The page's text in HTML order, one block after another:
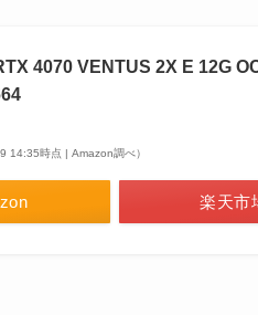
4070 VENTUS 2X E 12G
14:35時点 | Amazon調べ）
楽天市